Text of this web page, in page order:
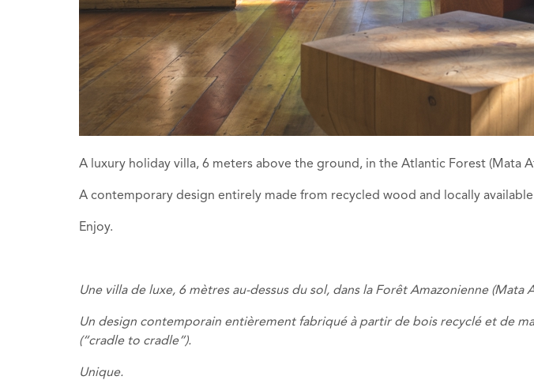
A luxury holiday villa, 6 meters above the ground, in the Atlantic Forest (Mata
A contemporary design entirely made from recycled wood and locally
Enjoy.
Une villa de luxe, 6 mètres au-dessus du sol, dans la Forêt Amazonienne (Mata
Un design contemporain entièrement fabriqué à partir de bois recyclé et de
(“cradle to cradle”).
Unique.